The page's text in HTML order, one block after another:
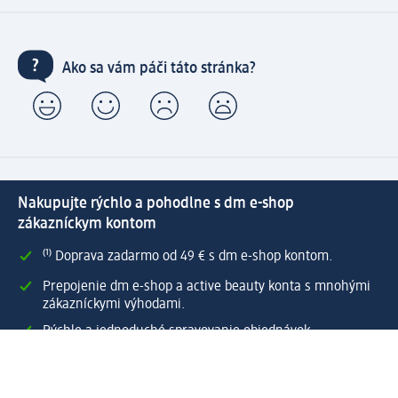
Ako sa vám páči táto stránka?
Nakupujte rýchlo a pohodlne s dm e-shop
zákazníckym kontom
⁽¹⁾ Doprava zadarmo od 49 € s dm e-shop kontom.
Prepojenie dm e-shop a active beauty konta s mnohými
zákazníckymi výhodami.
Rýchle a jednoduché spravovanie objednávok.